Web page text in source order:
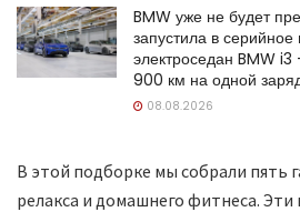
BMW уже не будет
запустила в
электроседан BMW
900 км на одной
08.08.2026
В этой подборке мы собрали пять
релакса и домашнего фитнеса.